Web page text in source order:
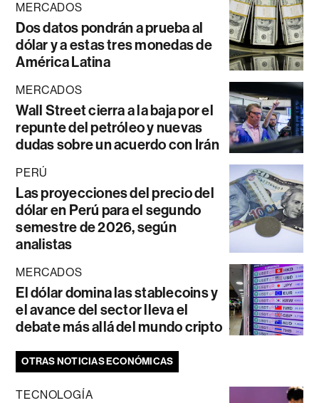
MERCADOS
Dos datos pondrán a prueba al
dólar y a estas tres monedas de
América Latina
MERCADOS
Wall Street cierra a la baja por el
repunte del petróleo y nuevas
dudas sobre un acuerdo con Irán
PERÚ
Las proyecciones del precio del
dólar en Perú para el segundo
semestre de 2026, según
analistas
MERCADOS
El dólar domina las stablecoins y
el avance del sector lleva el
debate más allá del mundo cripto
OTRAS NOTICIAS ECONÓMICAS
TECNOLOGÍA